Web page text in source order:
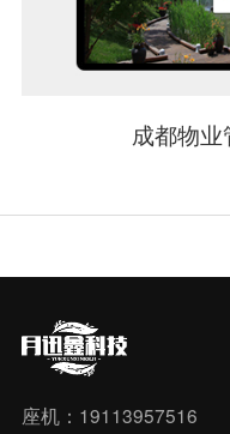
成都物
座机：19113957516